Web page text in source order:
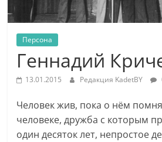
Персона
Геннадий
13.01.2015 Редакция KadetBY
Человек жив, пока о нём
человеке, дружба с которым
один десяток лет, непростое